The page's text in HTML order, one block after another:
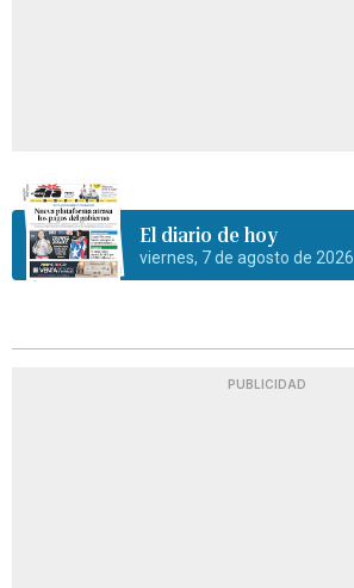
El diario de hoy
viernes, 7 de agosto de 2026
PUBLICIDAD